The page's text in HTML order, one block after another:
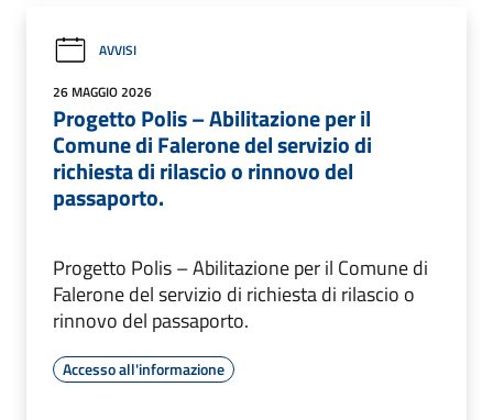
AVVISI
26 MAGGIO 2026
Progetto Polis – Abilitazione per il
Comune di Falerone del servizio di
richiesta di rilascio o rinnovo del
passaporto.
Progetto Polis – Abilitazione per il Comune di
Falerone del servizio di richiesta di rilascio o
rinnovo del passaporto.
Accesso all'informazione